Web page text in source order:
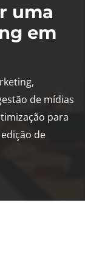
uma
em
de mídias
para
de